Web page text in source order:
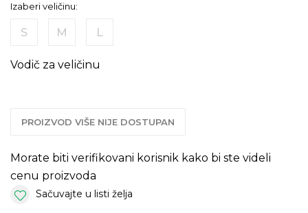
Izaberi veličinu:
S M L
Vodič za veličinu
PROIZVOD VIŠE NIJE DOSTUPAN
Morate biti verifikovani korisnik kako bi ste videli
cenu proizvoda
Sačuvajte u listi želja